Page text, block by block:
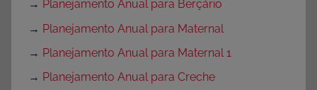
→ Planejamento Anual para Berçário
→ Planejamento Anual para Maternal
→ Planejamento Anual para Maternal 1
→ Planejamento Anual para Creche